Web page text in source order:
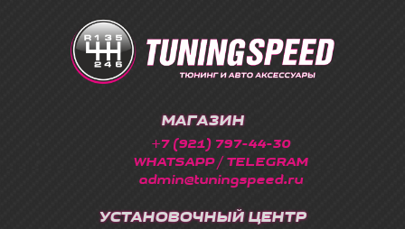
МАГАЗИН
+7 (921) 797-44-30
WHATSAPP / TELEGRAM
admin@tuningspeed.ru
УСТАНОВОЧНЫЙ ЦЕНТР